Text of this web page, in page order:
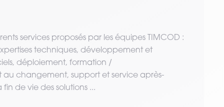
services proposés par les équipes TIMCOD :
techniques, développement et
déploiement, formation /
changement, support et service après-
de vie des solutions ...